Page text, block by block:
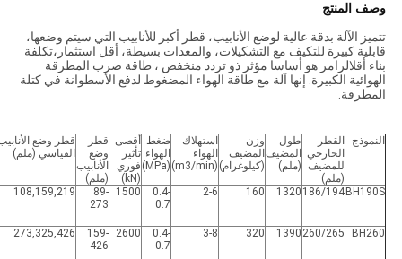
وصف المنتج
تتميز الآلة بدقة عالية لوضع الأنابيب، قطر أكبر للأنابيب التي سيتم وضعها،
قابلية كبيرة للتكيف مع التشكيلات، والمعدات بسيطة، أقل استثمار،تكلفة
بناء أقلالرامر هو أساسا مؤثر ذو تردد منخفض ، طاقة ضرب المطرقة
الهوائية الكبيرة. إنها آلة مع طاقة الهواء المضغوط لدفع الأسطوانة في كتلة
المطرقة.
النموذج
القطر
الخارجي
للمضيف
(ملم)
طول
المضيف
(ملم)
وزن
المضيف
(كيلوغرام)
استهلاك
الهواء
(m3/min)
ضغط
الهواء
(MPa)
أقصى
تأثير
فوري
(kN)
قطر
وضع
الأنابيب
(ملم)
قطر وضع
القياسي (ملم)
BH190S
186/194
1320
160
2-6
0.4-
0.7
1500
89-
273
108,159,219
BH260
260/265
1390
320
3-8
0.4-
0.7
2600
159-
426
273,325,426